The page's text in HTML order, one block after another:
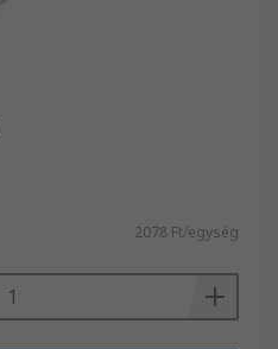
2078 Ft/egység